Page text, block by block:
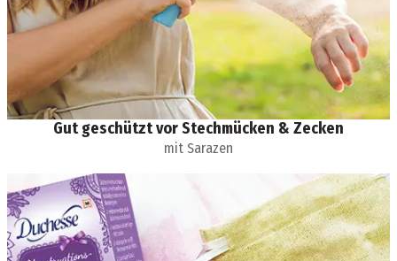
Gut geschützt vor Stechmücken & Zecken
mit Sarazen